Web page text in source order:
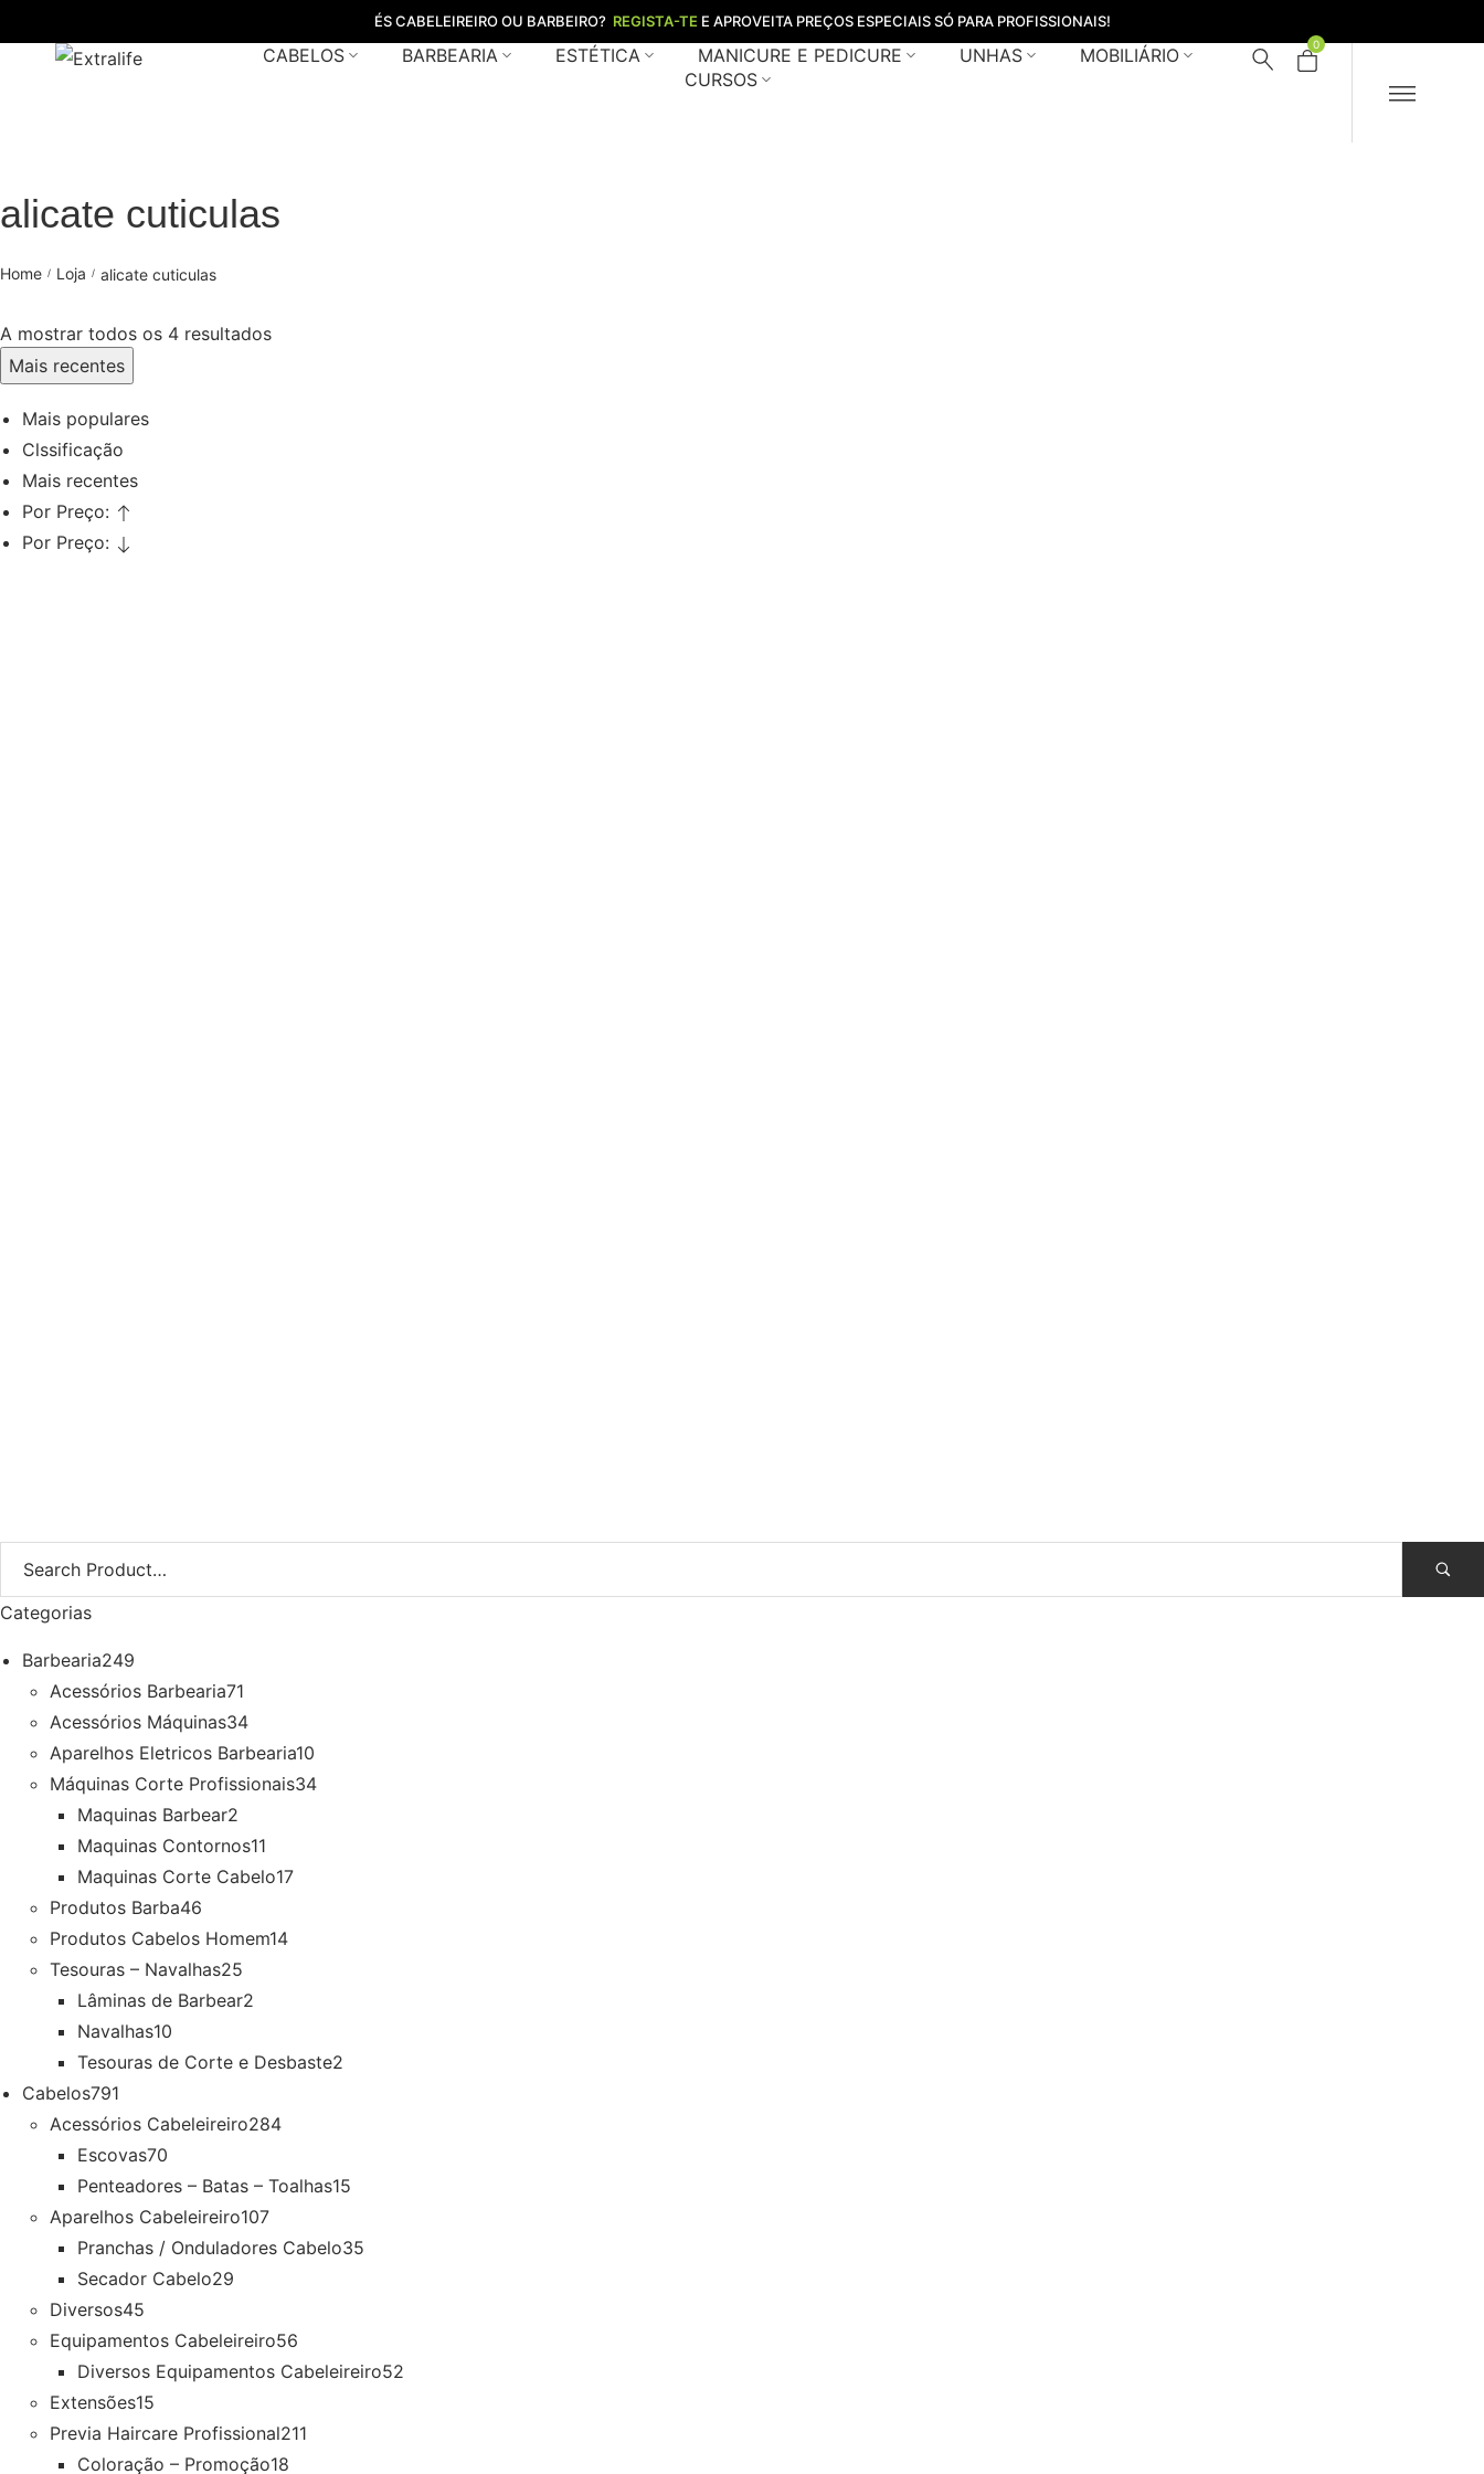
ÉS CABELEIREIRO OU BARBEIRO? REGISTA-TE E APROVEITA PREÇOS ESPECIAIS SÓ PARA PROFISSIONAIS!
CABELOS BARBEARIA ESTÉTICA MANICURE E PEDICURE UNHAS
MOBILIÁRIO
CURSOS
0
alicate cuticulas
Home / Loja / alicate cuticulas
A mostrar todos os 4 resultados
Mais recentes
Mais populares
Clssificação
Mais recentes
Por Preço:
Por Preço:
Categorias
Barbearia249
Acessórios Barbearia71
Acessórios Máquinas34
Aparelhos Eletricos Barbearia10
Máquinas Corte Profissionais34
Maquinas Barbear2
Maquinas Contornos11
Maquinas Corte Cabelo17
Produtos Barba46
Produtos Cabelos Homem14
Tesouras – Navalhas25
Lâminas de Barbear2
Navalhas10
Tesouras de Corte e Desbaste2
Cabelos791
Acessórios Cabeleireiro284
Escovas70
Penteadores – Batas – Toalhas15
Aparelhos Cabeleireiro107
Pranchas / Onduladores Cabelo35
Secador Cabelo29
Diversos45
Equipamentos Cabeleireiro56
Diversos Equipamentos Cabeleireiro52
Extensões15
Previa Haircare Profissional211
Coloração – Promoção18